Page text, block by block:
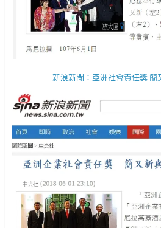
新浪新聞：亞洲社會責任獎 簡